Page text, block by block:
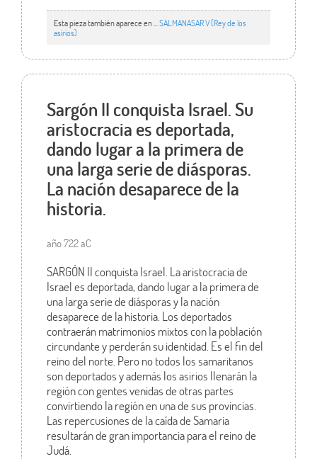
Esta pieza también aparece en ... SALMANASAR V (Rey de los
asirios)
Sargón II conquista Israel. Su
aristocracia es deportada,
dando lugar a la primera de
una larga serie de diásporas.
La nación desaparece de la
historia.
año 722 aC
SARGÓN II conquista Israel. La aristocracia de
Israel es deportada, dando lugar a la primera de
una larga serie de diásporas y la nación
desaparece de la historia. Los deportados
contraerán matrimonios mixtos con la población
circundante y perderán su identidad. Es el fin del
reino del norte. Pero no todos los samaritanos
son deportados y además los asirios llenarán la
región con gentes venidas de otras partes
convirtiendo la región en una de sus provincias.
Las repercusiones de la caída de Samaria
resultarán de gran importancia para el reino de
Judá.